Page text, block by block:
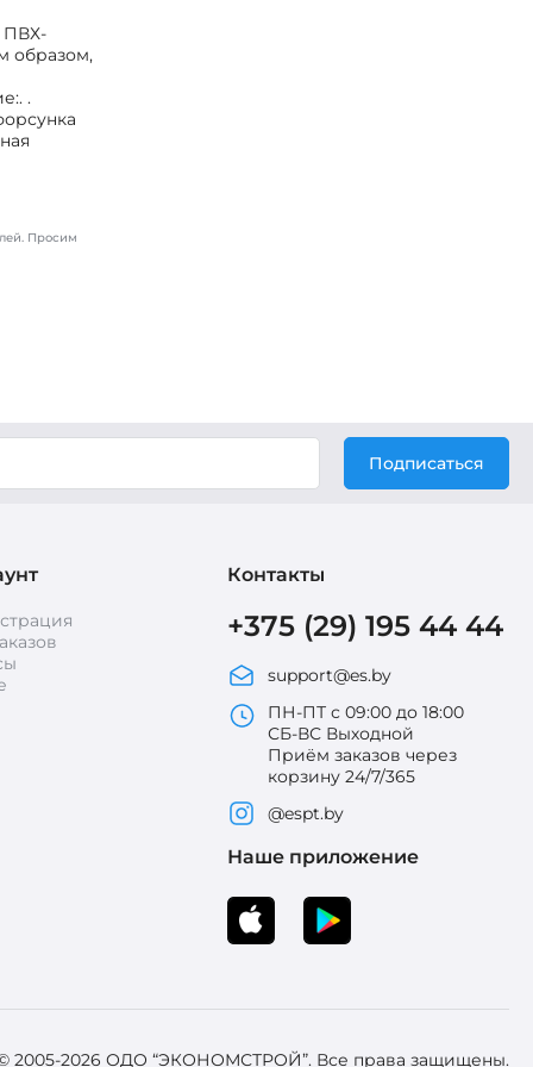
ПВХ-
образом,
.
Просим
Подписаться
Контакты
+375 (29) 195 44 44
support@es.by
ПН-ПТ с 09:00 до 18:00
СБ-ВС Выходной
Приём заказов через
корзину 24/7/365
@espt.by
Наше приложение
2005-2026 ОДО “ЭКОНОМСТРОЙ”. Все права защищены.